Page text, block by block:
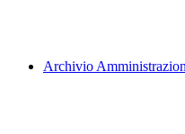
Archivio